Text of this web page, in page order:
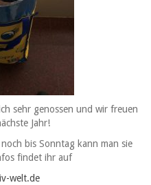
sehr genossen und wir freuen
Jahr!
bis Sonntag kann man sie
findet ihr auf
welt.de